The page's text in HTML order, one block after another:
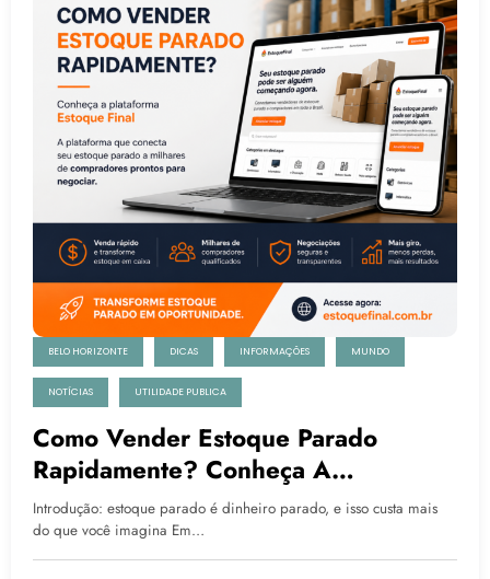
BELO HORIZONTE DICAS INFORMAÇÕES MUNDO
NOTÍCIAS UTILIDADE PUBLICA
Como Vender Estoque Parado
Rapidamente? Conheça A
Plataforma Estoque Final
Introdução: estoque parado é dinheiro parado, e isso custa mais
do que você imagina Em…